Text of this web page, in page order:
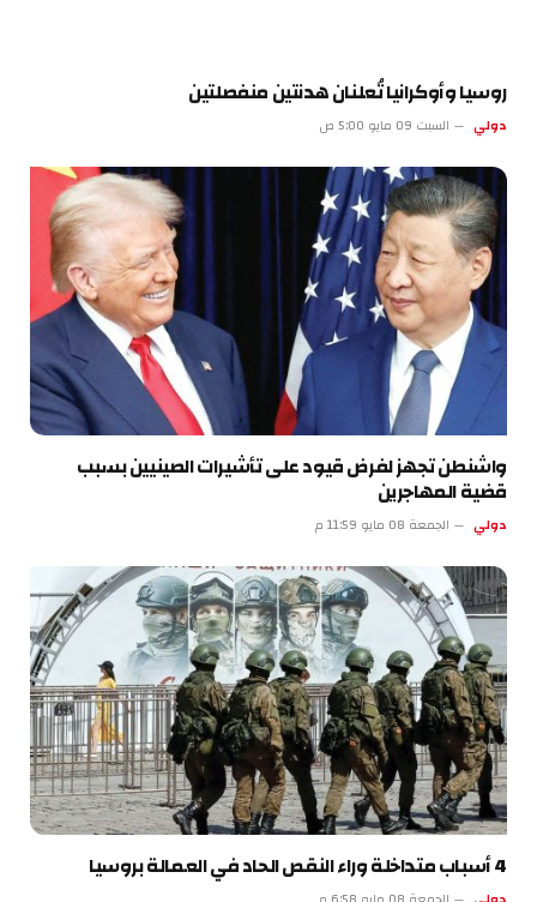
روسيا وأوكرانيا تُعلنان هدنتين منفصلتين
دولي السبت 09 مايو 5:00 ص
واشنطن تجهز لفرض قيود على تأشيرات الصينيين بسبب
قضية المهاجرين
دولي الجمعة 08 مايو 11:59 م
4 أسباب متداخلة وراء النقص الحاد في العمالة بروسيا